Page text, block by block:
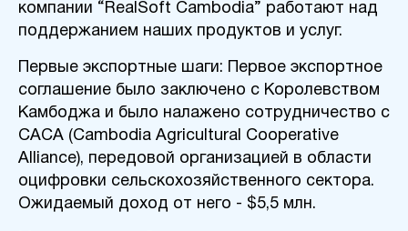
компании “RealSoft Cambodia” работают над
поддержанием наших продуктов и услуг.
Первые экспортные шаги: Первое экспортное
соглашение было заключено с Королевством
Камбоджа и было налажено сотрудничество с
CACA (Cambodia Agricultural Cooperative
Alliance), передовой организацией в области
оцифровки сельскохозяйственного сектора.
Ожидаемый доход от него - $5,5 млн.